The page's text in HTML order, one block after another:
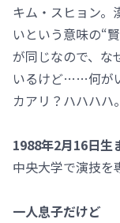
キム・スヒョン。
いという意味の“
が同じなので、な
いるけど……何が
カアリ？ハハハハ。
1988年2月16日生
中央大学で演技を
一人息子だけど